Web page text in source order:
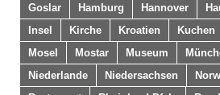
Goslar
Hamburg Hannover
Insel
Kirche Kroatien Kuchen
Mosel
Mostar Museum
Niederlande
Niedersachsen